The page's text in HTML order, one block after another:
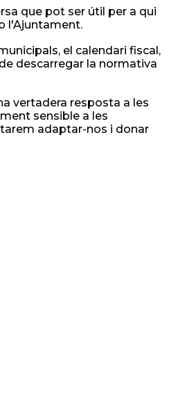
que pot ser útil per a qui
l'Ajuntament.
el calendari fiscal,
descarregar la normativa
vertadera resposta a les
sensible a les
adaptar-nos i donar